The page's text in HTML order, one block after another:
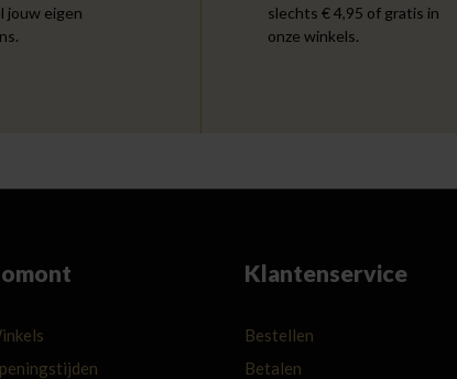
jouw eigen
slechts € 4,95 of gratis in
onze winkels.
Klantenservice
Bestellen
Betalen